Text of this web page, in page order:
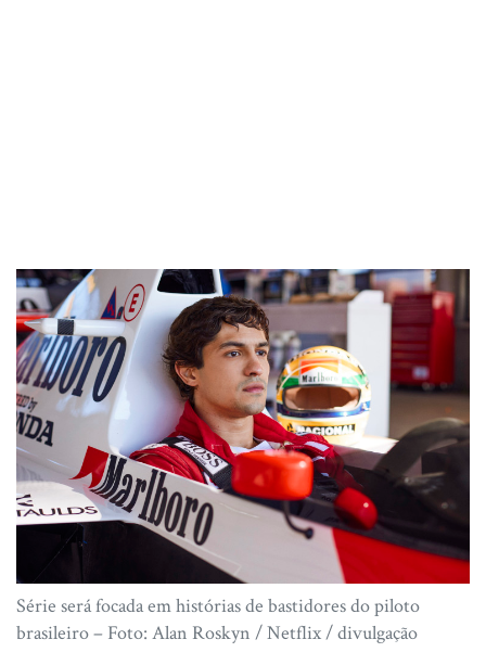
Série será focada em histórias de bastidores do piloto
brasileiro – Foto: Alan Roskyn / Netflix / divulgação